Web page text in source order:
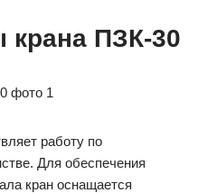
ПЗК-30
работу по
Для обеспечения
кран оснащается